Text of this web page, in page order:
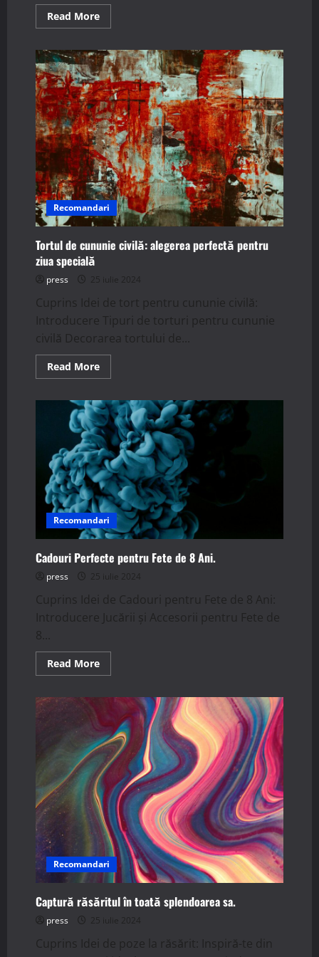
Read MoreRead
more
holurilor
mici:
Idei
și
sfaturi
practice.
Recomandari
Tortul de cununie civilă: alegerea perfectă pentru
ziua specială
press 25 iulie 2024
Cuprins Idei de tort pentru cununie civilă:
Introducere Tipuri de torturi pentru cununie
civilă Decorarea tortului de...
Read MoreRead
more
de
cununie
civilă:
alegerea
perfectă
pentru
ziua
specială
Recomandari
Cadouri Perfecte pentru Fete de 8 Ani.
press 25 iulie 2024
Cuprins Idei de Cadouri pentru Fete de 8 Ani:
Introducere Jucării și Accesorii pentru Fete de
8...
Read MoreRead
more
Perfecte
pentru
Fete
de
8
Ani.
Recomandari
Captură răsăritul în toată splendoarea sa.
press 25 iulie 2024
Cuprins Idei de poze la răsărit: Inspiră-te din